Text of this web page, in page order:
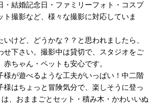
・結婚記念日・ファミリーフォト・コスプ
ト撮影など、様々な撮影に対応していま
いけど、どうかな？？と思われましたら、
せ下さい。撮影中は貸切で、スタジオをご
ちゃん・ペットも安心です。
様が遊べるような工夫がいっぱい！中二階
様はちょっと冒険気分で、楽しそうに登っ
、おままごとセット・積み木・かわいいぬ